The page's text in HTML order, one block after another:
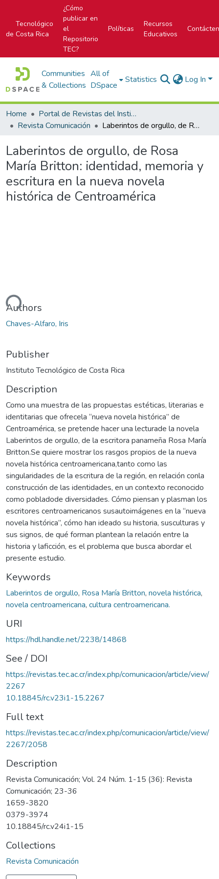
Tecnológico
de Costa Rica
¿Cómo
publicar en
el
Repositorio
TEC?
Políticas
Recursos
Educativos
Communities
& Collections
All of
DSpace
Statistics Log In
Home
Portal de Revistas del Instituto Tecnológico de Costa Rica
Revista Comunicación
Laberintos de orgullo, de Rosa María Britton: identidad, memoria y escritura en la nueva novela histórica de Centroamérica
Laberintos de orgullo, de Rosa
María Britton: identidad, memoria y
escritura en la nueva novela
histórica de Centroamérica
Authors
Chaves-Alfaro, Iris
Publisher
Instituto Tecnológico de Costa Rica
Description
Como una muestra de las propuestas estéticas, literarias e
identitarias que ofrecela “nueva novela histórica” de
Centroamérica, se pretende hacer una lecturade la novela
Laberintos de orgullo, de la escritora panameña Rosa María
Britton.Se quiere mostrar los rasgos propios de la nueva
novela histórica centroamericana,tanto como las
singularidades de la escritura de la región, en relación conla
construcción de las identidades, en un contexto reconocido
como pobladode diversidades. Cómo piensan y plasman los
escritores centroamericanos susautoimágenes en la “nueva
novela histórica”, cómo han ideado su historia, susculturas y
sus signos, de qué forman plantean la relación entre la
historia y laficción, es el problema que busca abordar el
presente estudio.
Keywords
Laberintos de orgullo, Rosa María Britton, novela histórica,
novela centroamericana, cultura centroamericana.
URI
https://hdl.handle.net/2238/14868
See / DOI
https://revistas.tec.ac.cr/index.php/comunicacion/article/view/
2267
10.18845/rc.v23i1-15.2267
Full text
https://revistas.tec.ac.cr/index.php/comunicacion/article/view/
2267/2058
Description
Revista Comunicación; Vol. 24 Núm. 1-15 (36): Revista
Comunicación; 23-36
1659-3820
0379-3974
10.18845/rc.v24i1-15
Collections
Revista Comunicación